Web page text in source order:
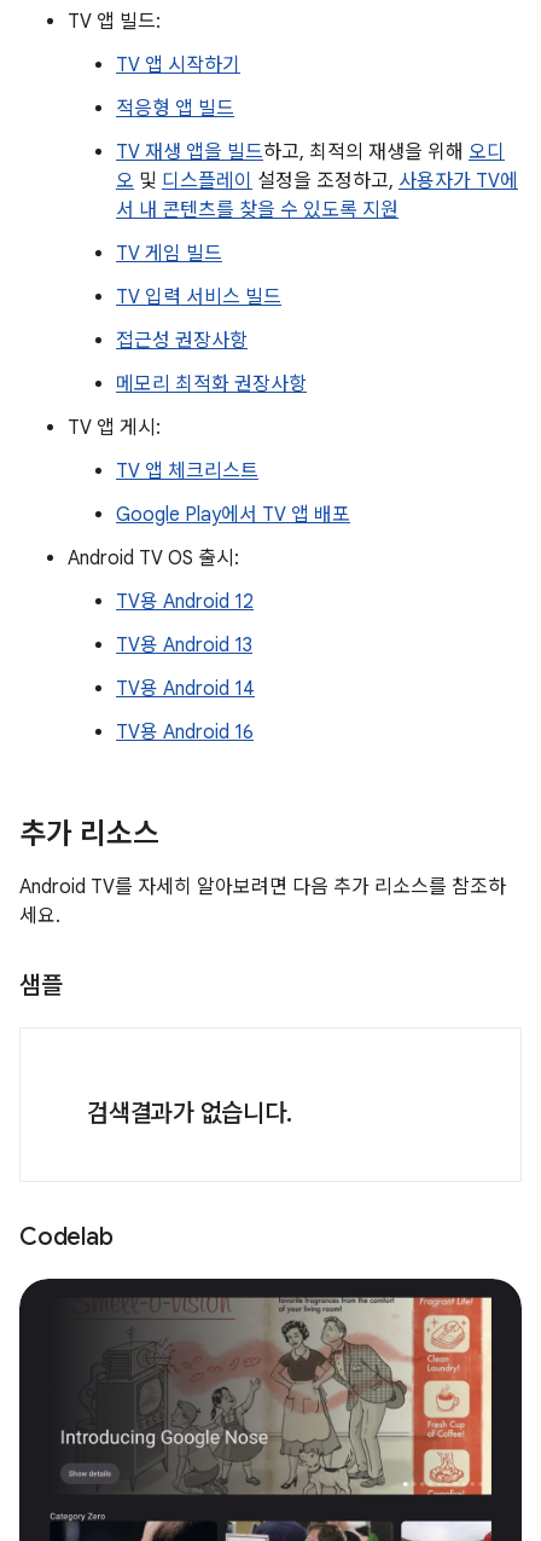
TV 앱 빌드:
TV 앱 시작하기
적응형 앱 빌드
TV 재생 앱을 빌드하고, 최적의 재생을 위해 오디
오 및 디스플레이 설정을 조정하고, 사용자가 TV에
서 내 콘텐츠를 찾을 수 있도록 지원
TV 게임 빌드
TV 입력 서비스 빌드
접근성 권장사항
메모리 최적화 권장사항
TV 앱 게시:
TV 앱 체크리스트
Google Play에서 TV 앱 배포
Android TV OS 출시:
TV용 Android 12
TV용 Android 13
TV용 Android 14
TV용 Android 16
추가 리소스
Android TV를 자세히 알아보려면 다음 추가 리소스를 참조하
세요.
샘플
검색결과가 없습니다.
Codelab